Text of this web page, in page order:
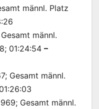
männl. Platz
männl.
01:24:54 –
Gesamt männl.
Gesamt männl.